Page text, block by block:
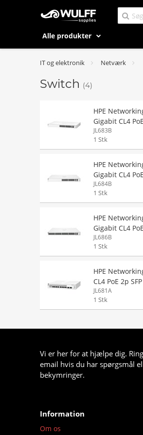
Alle produkter
IT og elektronik Netværk
Switch (4)
HPE
Gigabit CL4
JL683B
1 Stk
HPE
Gigabit CL4
JL684B
1 Stk
HPE
Gigabit CL4
JL686B
1 Stk
HPE
CL4 PoE 2p
JL681A
1 Stk
Vi er her for at hjælpe dig.
email hvis du har spørgsmål
bekymringer.
Information
Om os